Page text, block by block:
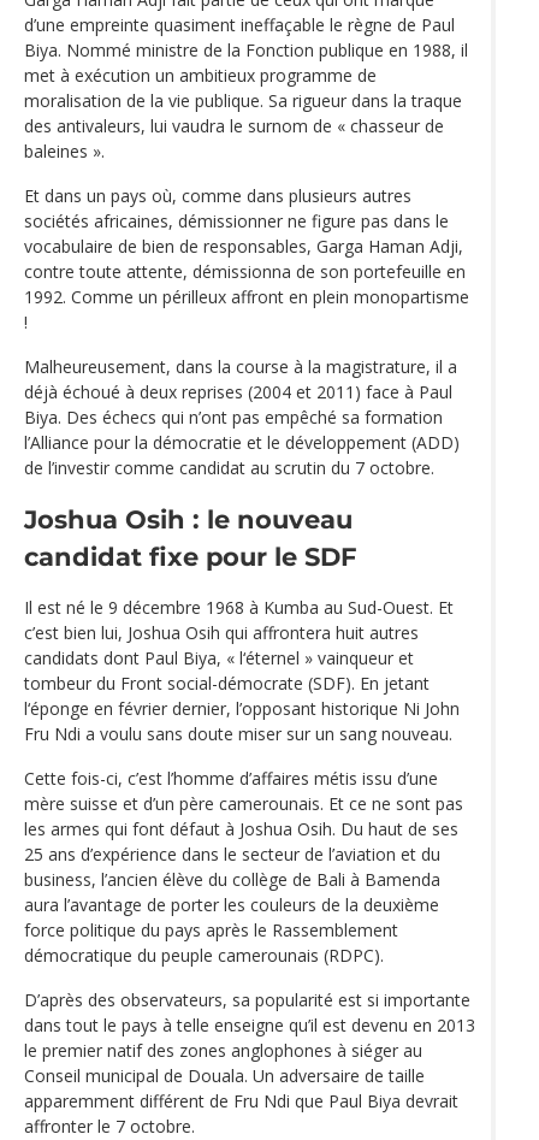
d’une empreinte quasiment ineffaçable le règne de Paul
Biya. Nommé ministre de la Fonction publique en 1988, il
met à exécution un ambitieux programme de
moralisation de la vie publique. Sa rigueur dans la traque
des antivaleurs, lui vaudra le surnom de « chasseur de
baleines ».
Et dans un pays où, comme dans plusieurs autres
sociétés africaines, démissionner ne figure pas dans le
vocabulaire de bien de responsables, Garga Haman Adji,
contre toute attente, démissionna de son portefeuille en
1992. Comme un périlleux affront en plein monopartisme
!
Malheureusement, dans la course à la magistrature, il a
déjà échoué à deux reprises (2004 et 2011) face à Paul
Biya. Des échecs qui n’ont pas empêché sa formation
l’Alliance pour la démocratie et le développement (ADD)
de l’investir comme candidat au scrutin du 7 octobre.
Joshua Osih : le nouveau
candidat fixe pour le SDF
Il est né le 9 décembre 1968 à Kumba au Sud-Ouest. Et
c’est bien lui, Joshua Osih qui affrontera huit autres
candidats dont Paul Biya, « l‘éternel » vainqueur et
tombeur du Front social-démocrate (SDF). En jetant
l‘éponge en février dernier, l’opposant historique Ni John
Fru Ndi a voulu sans doute miser sur un sang nouveau.
Cette fois-ci, c’est l’homme d’affaires métis issu d’une
mère suisse et d’un père camerounais. Et ce ne sont pas
les armes qui font défaut à Joshua Osih. Du haut de ses
25 ans d’expérience dans le secteur de l’aviation et du
business, l’ancien élève du collège de Bali à Bamenda
aura l’avantage de porter les couleurs de la deuxième
force politique du pays après le Rassemblement
démocratique du peuple camerounais (RDPC).
D’après des observateurs, sa popularité est si importante
dans tout le pays à telle enseigne qu’il est devenu en 2013
le premier natif des zones anglophones à siéger au
Conseil municipal de Douala. Un adversaire de taille
apparemment différent de Fru Ndi que Paul Biya devrait
affronter le 7 octobre.